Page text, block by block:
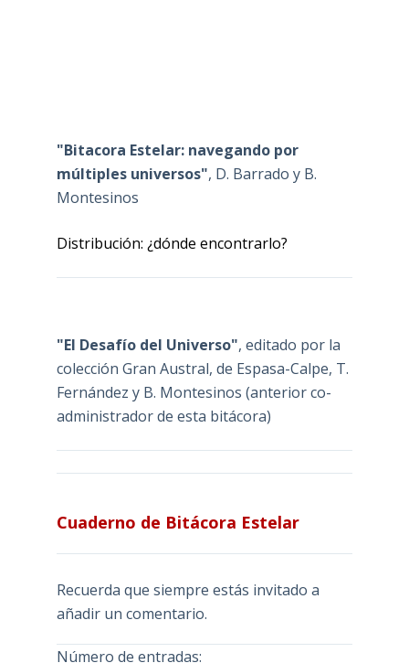
"Bitacora Estelar: navegando por
múltiples universos", D. Barrado y B.
Montesinos
Distribución: ¿dónde encontrarlo?
"El Desafío del Universo", editado por la
colección Gran Austral, de Espasa-Calpe, T.
Fernández y B. Montesinos (anterior co-
administrador de esta bitácora)
Cuaderno de Bitácora Estelar
Recuerda que siempre estás invitado a
añadir un comentario.
Número de entradas: